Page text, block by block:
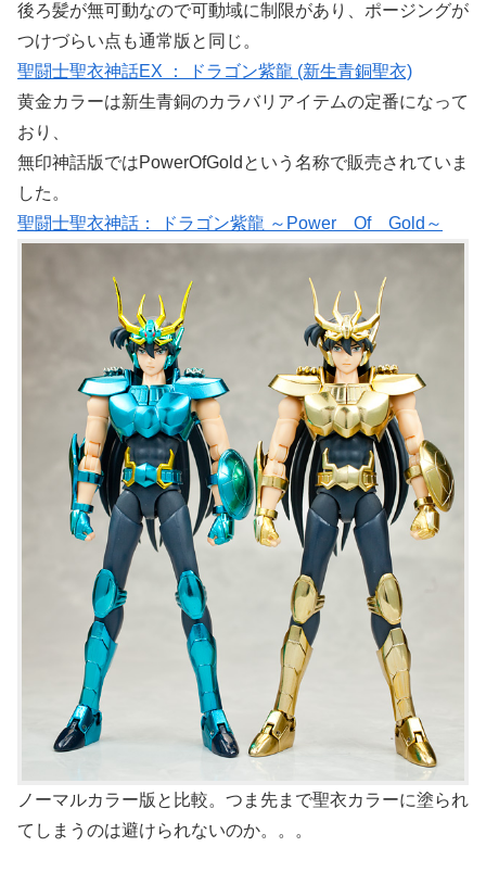
後ろ髪が無可動なので可動域に制限があり、ポージングが
つけづらい点も通常版と同じ。
聖闘士聖衣神話EX ： ドラゴン紫龍 (新生青銅聖衣)
黄金カラーは新生青銅のカラバリアイテムの定番になって
おり、
無印神話版ではPowerOfGoldという名称で販売されていま
した。
聖闘士聖衣神話： ドラゴン紫龍 ～Power Of Gold～
ノーマルカラー版と比較。つま先まで聖衣カラーに塗られ
てしまうのは避けられないのか。。。